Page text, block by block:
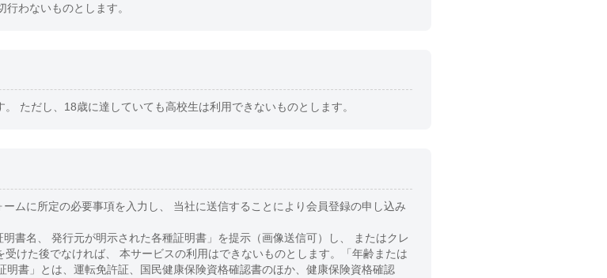
わないものとします。
ただし、18歳に達していても高校生は利用できないものとします。
ムに所定の必要事項を入力し、 当社に送信することにより会員登録の申し込み
書名、 発行元が明示された各種証明書」を提示（画像送信可）し、 またはクレ
けた後でなければ、 本サービスの利用はできないものとします。「年齢または
書」とは、運転免許証、国民健康保険資格確認書のほか、健康保険資格確認